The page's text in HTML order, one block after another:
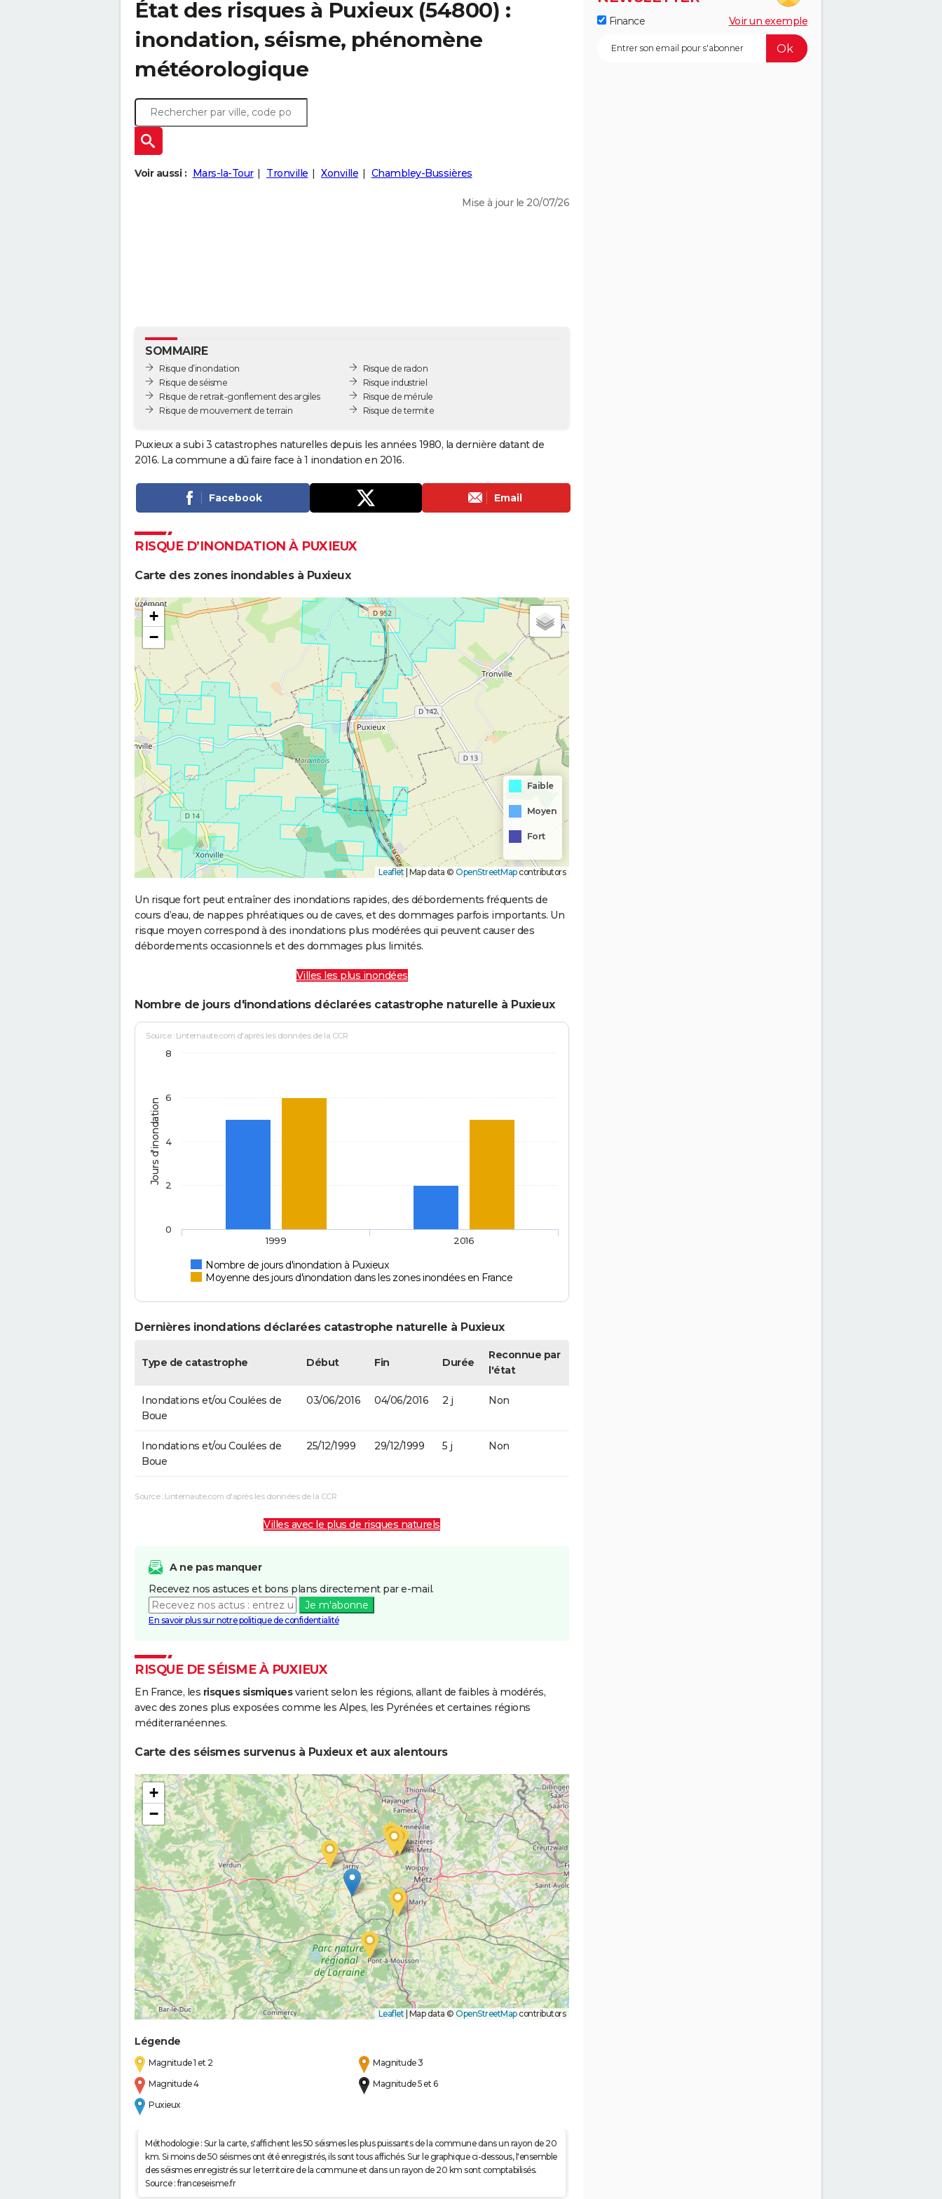
État des risques à Puxieux (54800) :
inondation, séisme, phénomène
météorologique
Voir aussi : Mars-la-Tour Tronville Xonville Chambley-Bussières
Mise à jour le 20/07/26
SOMMAIRE
Risque d’inondation
Risque de séisme
Risque de retrait-gonflement des argiles
Risque de mouvement de terrain
Risque de radon
Risque industriel
Risque de mérule
Risque de termite
Puxieux a subi 3 catastrophes naturelles depuis les années 1980, la dernière datant de
2016. La commune a dû faire face à 1 inondation en 2016.
Facebook Email
RISQUE D’INONDATION À PUXIEUX
Carte des zones inondables à Puxieux
+
−
Faible
Moyen
Fort
Leaflet| Map data © OpenStreetMapcontributors
Un risque fort peut entraîner des inondations rapides, des débordements fréquents de
cours d’eau, de nappes phréatiques ou de caves, et des dommages parfois importants. Un
risque moyen correspond à des inondations plus modérées qui peuvent causer des
débordements occasionnels et des dommages plus limités.
Villes les plus inondées
Nombre de jours d'inondations déclarées catastrophe naturelle à Puxieux
Jours d'inondation
Source : Linternaute.com d'après les données de la CCR
Nombre de jours d'inondation à Puxieux
Moyenne des jours d'inondation dans les zones inondées en France
1999 2016
0
2
4
6
8
Dernières inondations déclarées catastrophe naturelle à Puxieux
Type de catastrophe Début Fin Durée
Reconnue par
l'état
Inondations et/ou Coulées de
Boue
03/06/2016 04/06/2016 2 j Non
Inondations et/ou Coulées de
Boue
25/12/1999 29/12/1999 5 j Non
Source : Linternaute.com d'après les données de la CCR
Villes avec le plus de risques naturels
A ne pas manquer
Recevez nos astuces et bons plans directement par e-mail.
Je m'abonne
En savoir plus sur notre politique de confidentialité
RISQUE DE SÉISME À PUXIEUX
En France, les risques sismiquesvarient selon les régions, allant de faibles à modérés,
avec des zones plus exposées comme les Alpes, les Pyrénées et certaines régions
méditerranéennes.
Carte des séismes survenus à Puxieux et aux alentours
+
−
Leaflet Map data © OpenStreetMapcontributors
Légende
Magnitude 1 et 2
Magnitude 3
Magnitude 4
Magnitude 5 et 6
Puxieux
Méthodologie : Sur la carte, s'affichent les 50 séismes les plus puissants de la commune dans un rayon de 20
km. Si moins de 50 séismes ont été enregistrés, ils sont tous affichés. Sur le graphique ci-dessous, l'ensemble
des séismes enregistrés sur le territoire de la commune et dans un rayon de 20 km sont comptabilisés.
Source : franceseisme.fr
Finance Voir un exemple